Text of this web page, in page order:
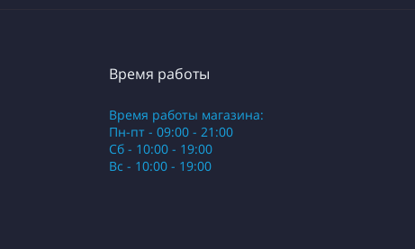
Время работы
Время работы магазина:
Пн-пт - 09:00 - 21:00
Сб - 10:00 - 19:00
Вс - 10:00 - 19:00